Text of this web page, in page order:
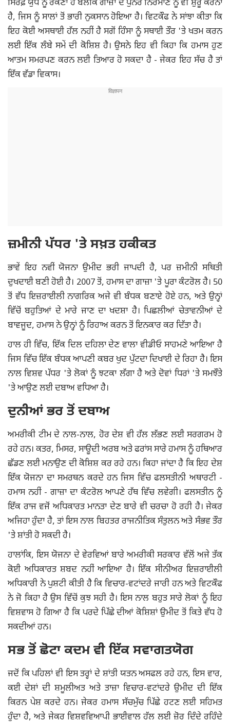
ਸਿਰਫ਼ ਯੁੱਧ ਨੂੰ ਰੋਕਣਾ ਹੈ ਬਲਕਿ ਗਾਜ਼ਾ ਦੇ ਪੁਨਰ ਨਿਰਮਾਣ ਨੂੰ ਵੀ ਸ਼ੁਰੂ ਕਰਨਾ
ਹੈ, ਜਿਸ ਨੂੰ ਸਾਲਾਂ ਤੋਂ ਭਾਰੀ ਨੁਕਸਾਨ ਹੋਇਆ ਹੈ। ਵਿਟਕੌਫ ਨੇ ਸਾਂਝਾ ਕੀਤਾ ਕਿ
ਇਹ ਕੋਈ ਅਸਥਾਈ ਹੱਲ ਨਹੀਂ ਹੈ ਸਗੋਂ ਹਿੰਸਾ ਨੂੰ ਸਥਾਈ ਤੌਰ 'ਤੇ ਖਤਮ ਕਰਨ
ਲਈ ਇੱਕ ਲੰਬੇ ਸਮੇਂ ਦੀ ਕੋਸ਼ਿਸ਼ ਹੈ। ਉਸਨੇ ਇਹ ਵੀ ਕਿਹਾ ਕਿ ਹਮਾਸ ਹੁਣ
ਆਤਮ ਸਮਰਪਣ ਕਰਨ ਲਈ ਤਿਆਰ ਹੋ ਸਕਦਾ ਹੈ - ਜੇਕਰ ਇਹ ਸੱਚ ਹੈ ਤਾਂ
ਇੱਕ ਵੱਡਾ ਵਿਕਾਸ।
ਜ਼ਮੀਨੀ ਪੱਧਰ 'ਤੇ ਸਖ਼ਤ ਹਕੀਕਤ
ਭਾਵੇਂ ਇਹ ਨਵੀਂ ਯੋਜਨਾ ਉਮੀਦ ਭਰੀ ਜਾਪਦੀ ਹੈ, ਪਰ ਜ਼ਮੀਨੀ ਸਥਿਤੀ
ਦੁਖਦਾਈ ਬਣੀ ਹੋਈ ਹੈ। 2007 ਤੋਂ, ਹਮਾਸ ਦਾ ਗਾਜ਼ਾ 'ਤੇ ਪੂਰਾ ਕੰਟਰੋਲ ਹੈ। 50
ਤੋਂ ਵੱਧ ਇਜ਼ਰਾਈਲੀ ਨਾਗਰਿਕ ਅਜੇ ਵੀ ਬੰਧਕ ਬਣਾਏ ਹੋਏ ਹਨ, ਅਤੇ ਉਨ੍ਹਾਂ
ਵਿੱਚੋਂ ਬਹੁਤਿਆਂ ਦੇ ਮਾਰੇ ਜਾਣ ਦਾ ਖਦਸ਼ਾ ਹੈ। ਪਿਛਲੀਆਂ ਚੇਤਾਵਨੀਆਂ ਦੇ
ਬਾਵਜੂਦ, ਹਮਾਸ ਨੇ ਉਨ੍ਹਾਂ ਨੂੰ ਰਿਹਾਅ ਕਰਨ ਤੋਂ ਇਨਕਾਰ ਕਰ ਦਿੱਤਾ ਹੈ।
ਹਾਲ ਹੀ ਵਿੱਚ, ਇੱਕ ਦਿਲ ਦਹਿਲਾ ਦੇਣ ਵਾਲਾ ਵੀਡੀਓ ਸਾਹਮਣੇ ਆਇਆ ਹੈ
ਜਿਸ ਵਿੱਚ ਇੱਕ ਬੰਧਕ ਆਪਣੀ ਕਬਰ ਖੁਦ ਪੁੱਟਦਾ ਦਿਖਾਈ ਦੇ ਰਿਹਾ ਹੈ। ਇਸ
ਨਾਲ ਵਿਸ਼ਵ ਪੱਧਰ 'ਤੇ ਲੋਕਾਂ ਨੂੰ ਝਟਕਾ ਲੱਗਾ ਹੈ ਅਤੇ ਦੋਵਾਂ ਧਿਰਾਂ 'ਤੇ ਸਮਝੌਤੇ
'ਤੇ ਆਉਣ ਲਈ ਦਬਾਅ ਵਧਿਆ ਹੈ।
ਦੁਨੀਆਂ ਭਰ ਤੋਂ ਦਬਾਅ
ਅਮਰੀਕੀ ਟੀਮ ਦੇ ਨਾਲ-ਨਾਲ, ਹੋਰ ਦੇਸ਼ ਵੀ ਹੱਲ ਲੱਭਣ ਲਈ ਸਰਗਰਮ ਹੋ
ਰਹੇ ਹਨ। ਕਤਰ, ਮਿਸਰ, ਸਾਊਦੀ ਅਰਬ ਅਤੇ ਫਰਾਂਸ ਸਾਰੇ ਹਮਾਸ ਨੂੰ ਹਥਿਆਰ
ਛੱਡਣ ਲਈ ਮਨਾਉਣ ਦੀ ਕੋਸ਼ਿਸ਼ ਕਰ ਰਹੇ ਹਨ। ਕਿਹਾ ਜਾਂਦਾ ਹੈ ਕਿ ਇਹ ਦੇਸ਼
ਇੱਕ ਯੋਜਨਾ ਦਾ ਸਮਰਥਨ ਕਰਦੇ ਹਨ ਜਿਸ ਵਿੱਚ ਫਲਸਤੀਨੀ ਅਥਾਰਟੀ -
ਹਮਾਸ ਨਹੀਂ - ਗਾਜ਼ਾ ਦਾ ਕੰਟਰੋਲ ਆਪਣੇ ਹੱਥ ਵਿੱਚ ਲਵੇਗੀ। ਫਲਸਤੀਨ ਨੂੰ
ਇੱਕ ਰਾਜ ਵਜੋਂ ਅਧਿਕਾਰਤ ਮਾਨਤਾ ਦੇਣ ਬਾਰੇ ਵੀ ਚਰਚਾ ਹੋ ਰਹੀ ਹੈ। ਜੇਕਰ
ਅਜਿਹਾ ਹੁੰਦਾ ਹੈ, ਤਾਂ ਇਸ ਨਾਲ ਬਿਹਤਰ ਰਾਜਨੀਤਿਕ ਸੰਤੁਲਨ ਅਤੇ ਸੰਭਵ ਤੌਰ
'ਤੇ ਸ਼ਾਂਤੀ ਹੋ ਸਕਦੀ ਹੈ।
ਹਾਲਾਂਕਿ, ਇਸ ਯੋਜਨਾ ਦੇ ਵੇਰਵਿਆਂ ਬਾਰੇ ਅਮਰੀਕੀ ਸਰਕਾਰ ਵੱਲੋਂ ਅਜੇ ਤੱਕ
ਕੋਈ ਅਧਿਕਾਰਤ ਸ਼ਬਦ ਨਹੀਂ ਆਇਆ ਹੈ। ਇੱਕ ਸੀਨੀਅਰ ਇਜ਼ਰਾਈਲੀ
ਅਧਿਕਾਰੀ ਨੇ ਪੁਸ਼ਟੀ ਕੀਤੀ ਹੈ ਕਿ ਵਿਚਾਰ-ਵਟਾਂਦਰੇ ਜਾਰੀ ਹਨ ਅਤੇ ਵਿਟਕੌਫ
ਨੇ ਜੋ ਕਿਹਾ ਹੈ ਉਸ ਵਿੱਚੋਂ ਕੁਝ ਸਹੀ ਹੈ। ਇਸ ਨਾਲ ਬਹੁਤ ਸਾਰੇ ਲੋਕਾਂ ਨੂੰ ਇਹ
ਵਿਸ਼ਵਾਸ ਹੋ ਗਿਆ ਹੈ ਕਿ ਪਰਦੇ ਪਿੱਛੇ ਦੀਆਂ ਕੋਸ਼ਿਸ਼ਾਂ ਉਮੀਦ ਤੋਂ ਕਿਤੇ ਵੱਧ ਹੋ
ਸਕਦੀਆਂ ਹਨ।
ਸਭ ਤੋਂ ਛੋਟਾ ਕਦਮ ਵੀ ਇੱਕ ਸਵਾਗਤਯੋਗ
ਜਦੋਂ ਕਿ ਪਹਿਲਾਂ ਵੀ ਇਸ ਤਰ੍ਹਾਂ ਦੇ ਸ਼ਾਂਤੀ ਯਤਨ ਅਸਫਲ ਰਹੇ ਹਨ, ਇਸ ਵਾਰ,
ਕਈ ਦੇਸ਼ਾਂ ਦੀ ਸ਼ਮੂਲੀਅਤ ਅਤੇ ਤਾਜ਼ਾ ਵਿਚਾਰ-ਵਟਾਂਦਰੇ ਉਮੀਦ ਦੀ ਇੱਕ
ਕਿਰਨ ਪੇਸ਼ ਕਰਦੇ ਹਨ। ਜੇਕਰ ਹਮਾਸ ਸੱਚਮੁੱਚ ਪਿੱਛੇ ਹਟਣ ਲਈ ਸਹਿਮਤ
ਹੁੰਦਾ ਹੈ, ਅਤੇ ਜੇਕਰ ਵਿਸ਼ਵਵਿਆਪੀ ਭਾਈਵਾਲ ਹੱਲ ਲਈ ਜ਼ੋਰ ਦਿੰਦੇ ਰਹਿੰਦੇ